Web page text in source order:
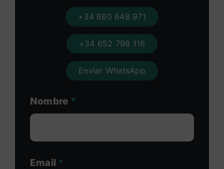
+34 660 648 971
+34 652 798 116
Enviar WhatsApp
Nombre *
Email *